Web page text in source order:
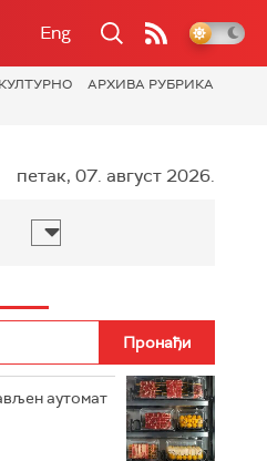
Eng
КУЛТУРНО
АРХИВА РУБРИКА
петак, 07. август 2026.
аутомат